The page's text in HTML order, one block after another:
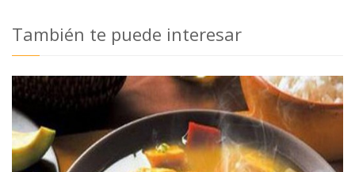
También te puede interesar